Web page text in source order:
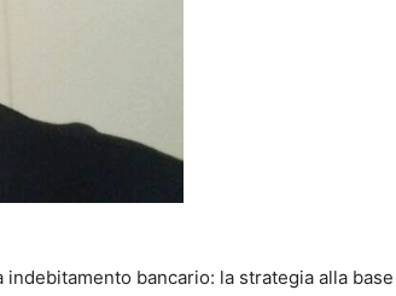
bancario: la strategia alla base